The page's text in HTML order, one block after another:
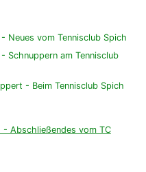
Neues vom Tennisclub Spich
Schnuppern am Tennisclub
- Beim Tennisclub Spich
- Abschließendes vom TC